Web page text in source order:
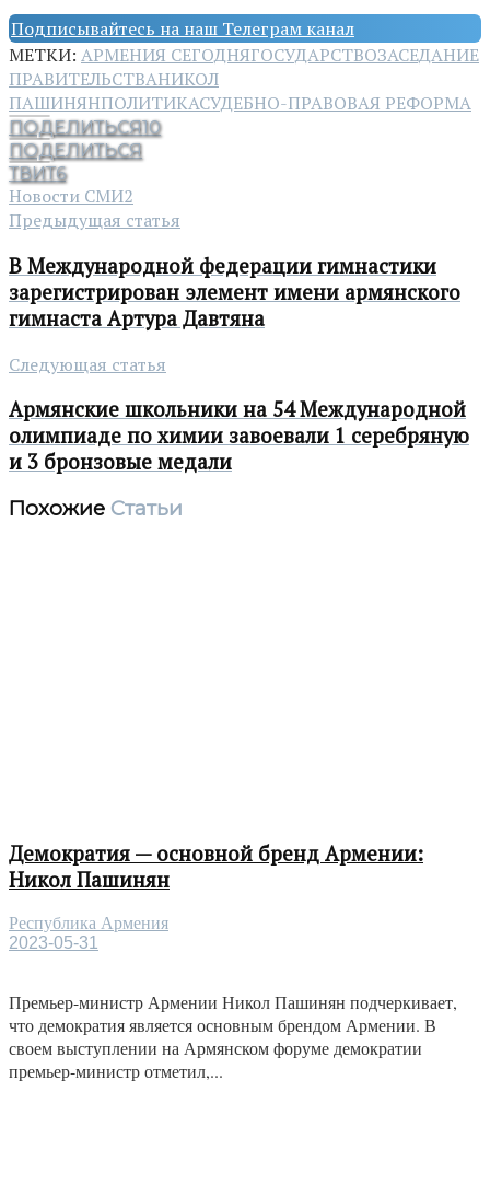
Подписывайтесь на наш Телеграм канал
МЕТКИ: АРМЕНИЯ СЕГОДНЯГОСУДАРСТВОЗАСЕДАНИЕ
ПРАВИТЕЛЬСТВАНИКОЛ
ПАШИНЯНПОЛИТИКАСУДЕБНО-ПРАВОВАЯ РЕФОРМА
ПОДЕЛИТЬСЯ10
ПОДЕЛИТЬСЯ
ТВИТ6
Новости СМИ2
Предыдущая статья
В Международной федерации гимнастики
зарегистрирован элемент имени армянского
гимнаста Артура Давтяна
Следующая статья
Армянские школьники на 54 Международной
олимпиаде по химии завоевали 1 серебряную
и 3 бронзовые медали
Похожие Статьи
Демократия — основной бренд Армении:
Никол Пашинян
Республика Армения
2023-05-31
Премьер-министр Армении Никол Пашинян подчеркивает,
что демократия является основным брендом Армении. В
своем выступлении на Армянском форуме демократии
премьер-министр отметил,...